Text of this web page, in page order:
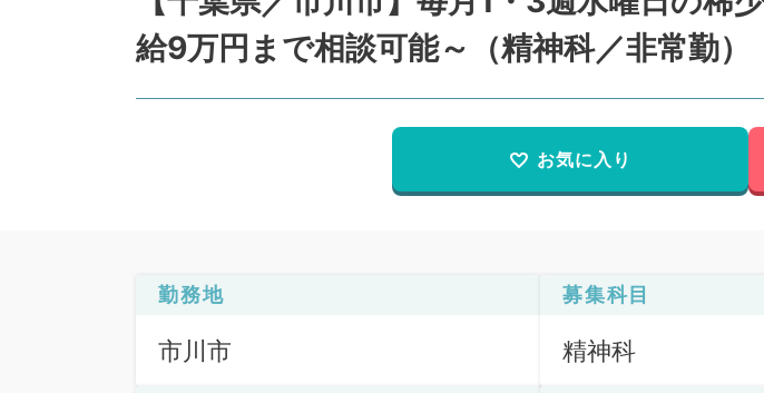
給9万円まで相談可能～（精神科／非常勤）
お気に入り
勤務地
市川市
募集科目
精神科